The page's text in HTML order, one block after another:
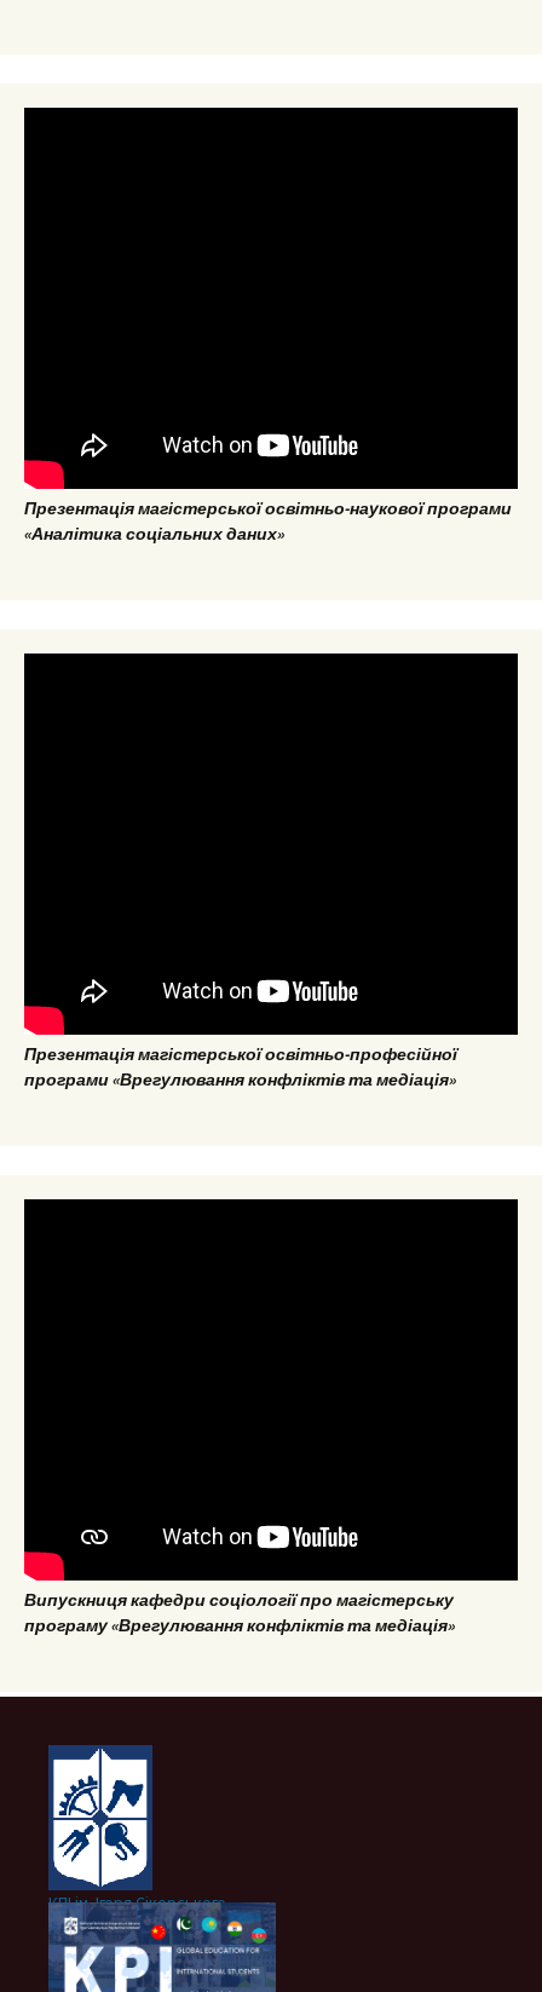
Презентація магістерської освітньо-наукової програми
«Аналітика соціальних даних»
Презентація магістерської освітньо-професійної
програми «Врегулювання конфліктів та медіація»
Випускниця кафедри соціології про магістерську
програму «Врегулювання конфліктів та медіація»
КПІ ім. Ігоря Сікорського